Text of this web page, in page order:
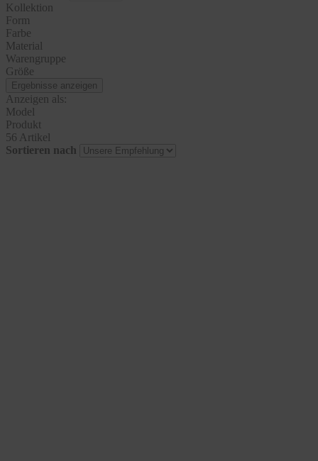
Kollektion
Form
Farbe
Material
Warengruppe
Größe
Ergebnisse anzeigen
Anzeigen als:
Model
Produkt
56 Artikel
Sortieren nach